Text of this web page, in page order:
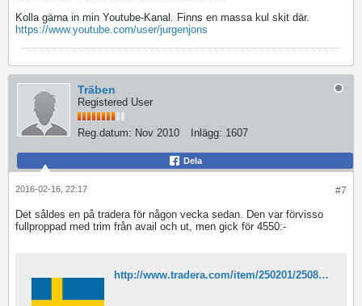
Kolla gärna in min Youtube-Kanal. Finns en massa kul skit där.
https://www.youtube.com/user/jurgenjons
Träben
Registered User
Reg.datum: Nov 2010 Inlägg: 1607
Dela
#7
2016-02-16, 22:17
Det såldes en på tradera för någon vecka sedan. Den var förvisso
fullproppad med trim från avail och ut, men gick för 4550:-
http://www.tradera.com/item/250201/250872042/ambassadeur-2601-elite-med-trim